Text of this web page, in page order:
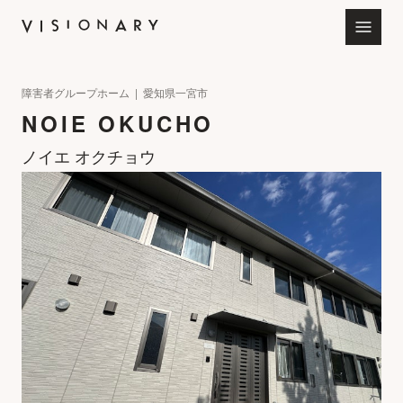
会社情報
お知らせ
サービス
ビジョナリー採用サイト
7SeaS特設サイト
障害者グループホーム | 愛知県一宮市
NOIE OKUCHO
ノイエ オクチョウ